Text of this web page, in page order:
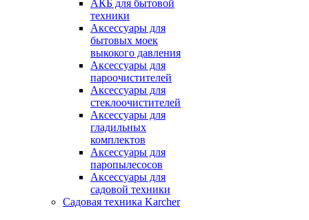
АКБ для бытовой
техники
Аксессуары для
бытовых моек
выкокого давления
Аксессуары для
пароочистителей
Аксессуары для
стеклоочистителей
Аксессуары для
гладильных
комплектов
Аксессуары для
паропылесосов
Аксессуары для
садовой техники
Садовая техника Karcher